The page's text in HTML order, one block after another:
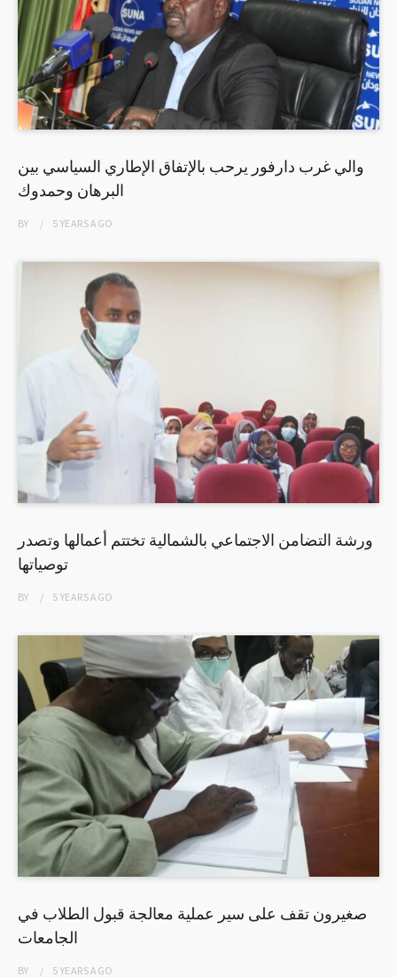
والي غرب دارفور يرحب بالإتفاق الإطاري السياسي بين
البرهان وحمدوك
BY 5 YEARSAGO
ورشة التضامن الاجتماعي بالشمالية تختتم أعمالها وتصدر
توصياتها
BY 5 YEARSAGO
صغيرون تقف على سير عملية معالجة قبول الطلاب في
الجامعات
BY 5 YEARSAGO